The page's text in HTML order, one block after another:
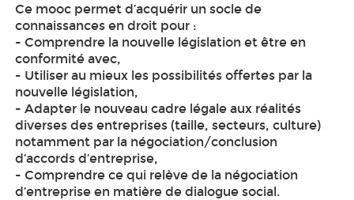
Ce mooc permet d’acquérir un socle de
connaissances en droit pour :
- Comprendre la nouvelle législation et être en
conformité avec,
- Utiliser au mieux les possibilités offertes par la
nouvelle législation,
- Adapter le nouveau cadre légale aux réalités
diverses des entreprises (taille, secteurs, culture)
notamment par la négociation/conclusion
d’accords d’entreprise,
- Comprendre ce qui relève de la négociation
d’entreprise en matière de dialogue social.